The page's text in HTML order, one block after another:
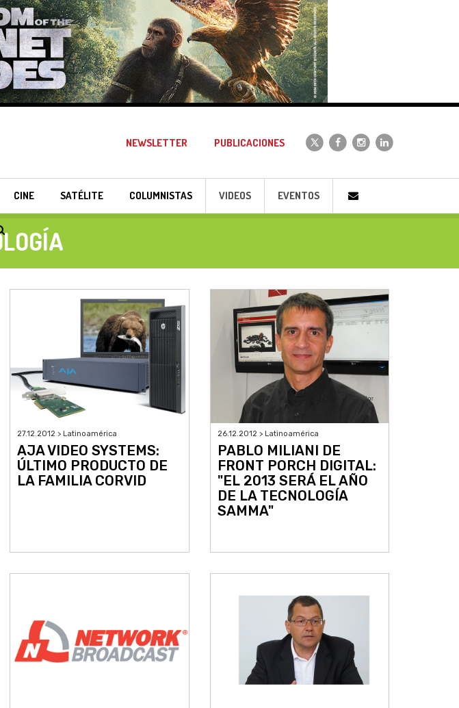
NEWSLETTER PUBLICACIONES
CINE SATÉLITE COLUMNISTAS VIDEOS EVENTOS
27.12.2012 > Latinoamérica
AJA VIDEO SYSTEMS:
ÚLTIMO PRODUCTO DE
LA FAMILIA CORVID
26.12.2012 > Latinoamérica
PABLO MILIANI DE
FRONT PORCH DIGITAL:
"EL 2013 SERÁ EL AÑO
DE LA TECNOLOGÍA
SAMMA"